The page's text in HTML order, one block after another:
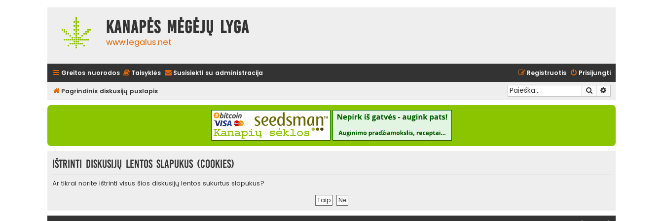
Kanapės mėgėjų lyga
www.legalus.net
Greitos nuorodos Taisyklės Susisiekti su administracija Prisijungti
Registruotis
Pagrindinis diskusijų puslapis Ieškoti
Ištrinti diskusijų lentos slapukus (cookies)
Ar tikrai norite ištrinti visus šios diskusijų lentos sukurtus slapukus?